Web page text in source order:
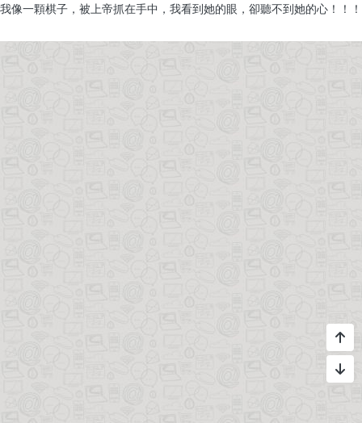
我像一顆棋子，被上帝抓在手中，我看到她的眼，卻聽不到她的心！！！